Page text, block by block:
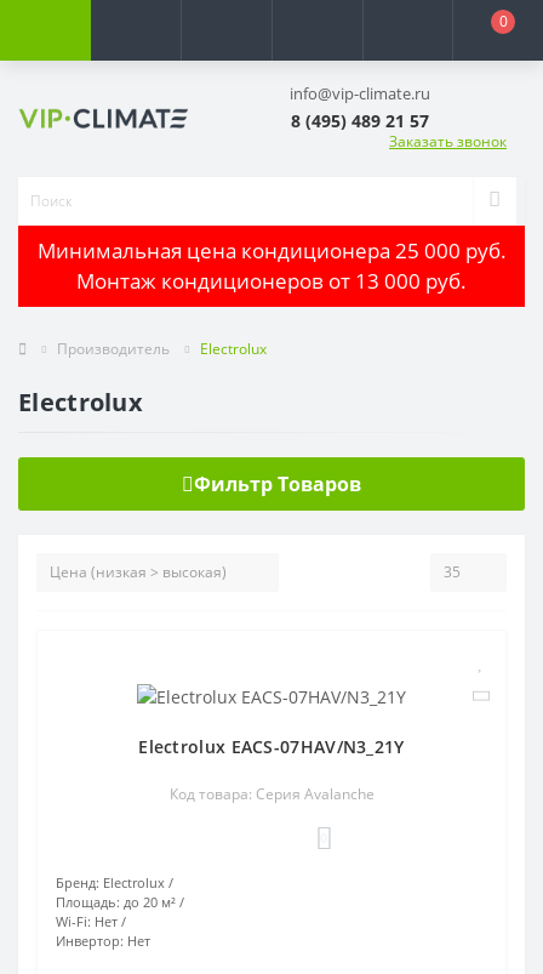
0
info@vip-climate.ru
8 (495) 489 21 57
Заказать звонок
Минимальная цена кондиционера 25 000 руб.
Монтаж кондиционеров от 13 000 руб.
Производитель Electrolux
Electrolux
Фильтр Товаров
Electrolux EACS-07HAV/N3_21Y
Код товара: Серия Avalanche
Бренд: Electrolux
Площадь: до 20 м²
Wi-Fi: Нет
Инвертор: Нет